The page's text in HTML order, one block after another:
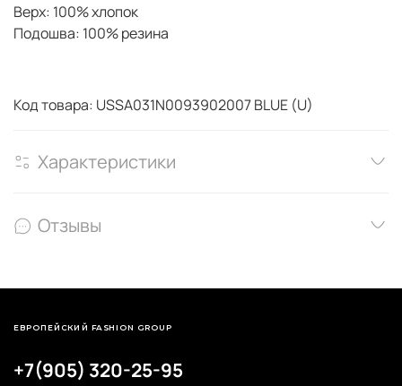
Верх: 100% хлопок
Подошва: 100% резина
Код товара: USSA031N0093902007 BLUE (U)
Характеристики
Отзывы
+7(905) 320-25-95
ЕВРОПЕЙСКИЙ FASHION GROUP